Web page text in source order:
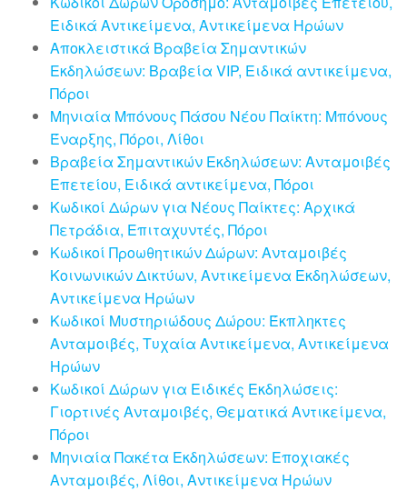
Ειδικά Αντικείμενα, Αντικείμενα Ηρώων
Αποκλειστικά Βραβεία Σημαντικών
Εκδηλώσεων: Βραβεία VIP, Ειδικά αντικείμενα,
Πόροι
Μηνιαία Μπόνους Πάσου Νέου Παίκτη: Μπόνους
Έναρξης, Πόροι, Λίθοι
Βραβεία Σημαντικών Εκδηλώσεων: Ανταμοιβές
Επετείου, Ειδικά αντικείμενα, Πόροι
Κωδικοί Δώρων για Νέους Παίκτες: Αρχικά
Πετράδια, Επιταχυντές, Πόροι
Κωδικοί Προωθητικών Δώρων: Ανταμοιβές
Κοινωνικών Δικτύων, Αντικείμενα Εκδηλώσεων,
Αντικείμενα Ηρώων
Κωδικοί Μυστηριώδους Δώρου: Έκπληκτες
Ανταμοιβές, Τυχαία Αντικείμενα, Αντικείμενα
Ηρώων
Κωδικοί Δώρων για Ειδικές Εκδηλώσεις:
Γιορτινές Ανταμοιβές, Θεματικά Αντικείμενα,
Πόροι
Μηνιαία Πακέτα Εκδηλώσεων: Εποχιακές
Ανταμοιβές, Λίθοι, Αντικείμενα Ηρώων